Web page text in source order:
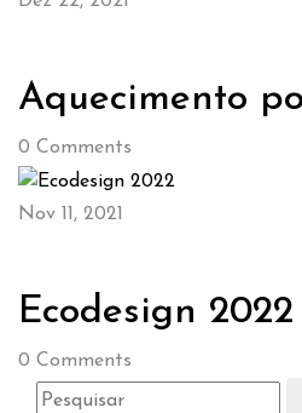
Aquecimento
0 Comments
Nov 11, 2021
Ecodesign 2022
0 Comments